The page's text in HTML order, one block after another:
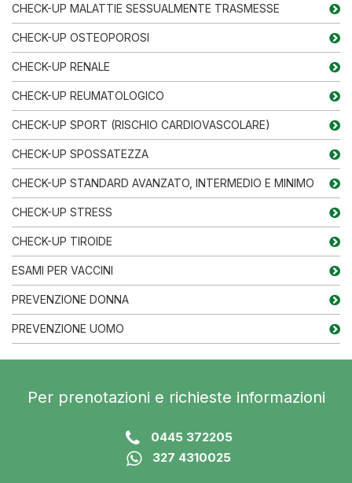
CHECK-UP MALATTIE SESSUALMENTE TRASMESSE
CHECK-UP OSTEOPOROSI
CHECK-UP RENALE
CHECK-UP REUMATOLOGICO
CHECK-UP SPORT (RISCHIO CARDIOVASCOLARE)
CHECK-UP SPOSSATEZZA
CHECK-UP STANDARD AVANZATO, INTERMEDIO E MINIMO
CHECK-UP STRESS
CHECK-UP TIROIDE
ESAMI PER VACCINI
PREVENZIONE DONNA
PREVENZIONE UOMO
Per prenotazioni e richieste informazioni
0445 372205
327 4310025